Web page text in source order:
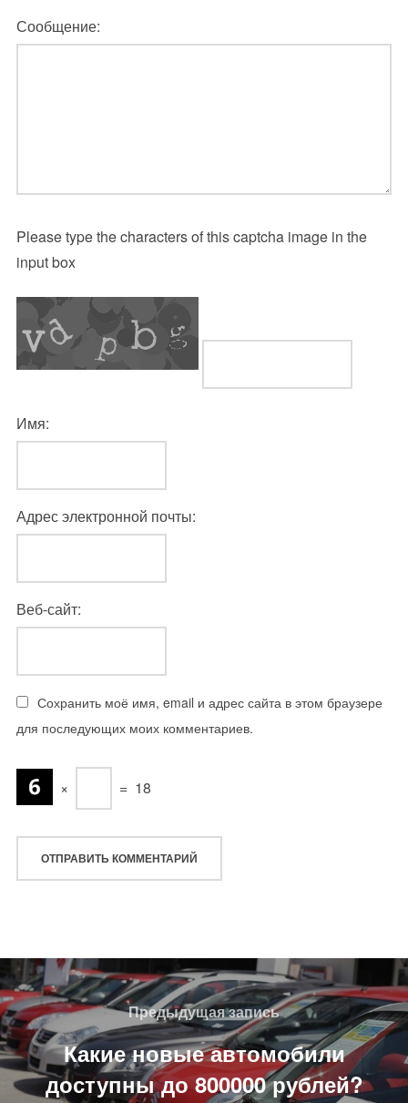
Сообщение:
Please type the characters of this captcha image in the
input box
Имя:
Адрес электронной почты:
Веб-сайт:
Сохранить моё имя, email и адрес сайта в этом браузере
для последующих моих комментариев.
× = 18
Навигация
по
записям
Предыдущая
запись
Предыдущая запись
Какие новые автомобили
доступны до 800000 рублей?